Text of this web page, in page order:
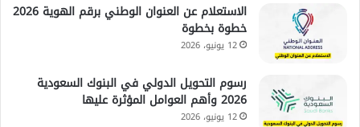
الاستعلام عن العنوان الوطني برقم الهوية 2026
خطوة بخطوة
12 يونيو، 2026
رسوم التحويل الدولي في البنوك السعودية
2026 وأهم العوامل المؤثرة عليها
12 يونيو، 2026